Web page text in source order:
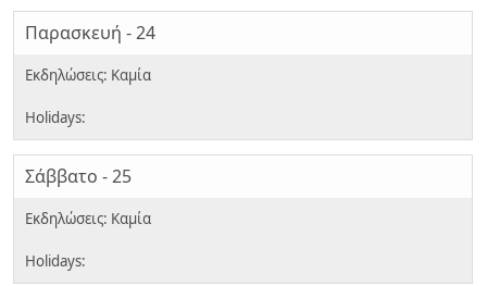
Παρασκευή - 24
Σάββατο - 25